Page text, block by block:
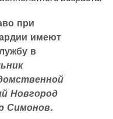
при
имеют
в
Новгород
Симонов.